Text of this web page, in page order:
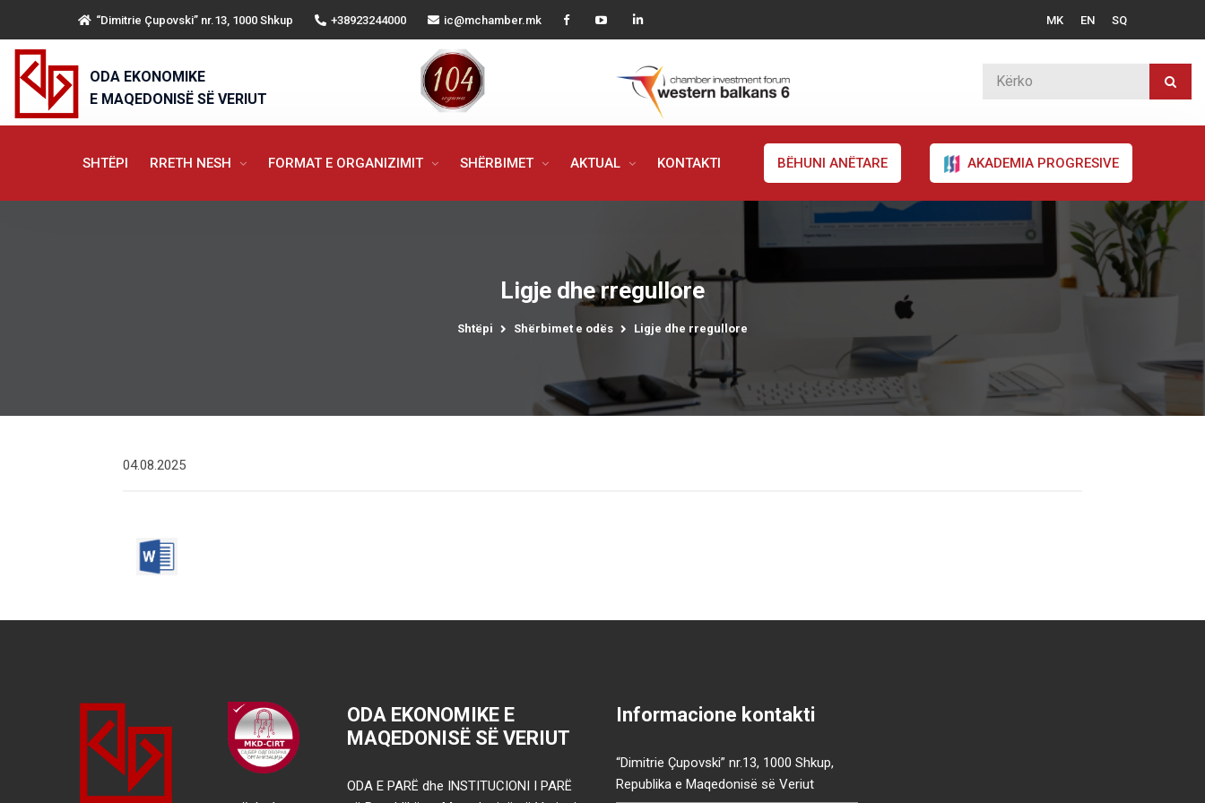
“Dimitrie Çupovski” nr.13, 1000 Shkup +38923244000 ic@mchamber.mk MK EN SQ
ODA EKONOMIKE
E MAQEDONISË SË VERIUT
SHTËPI RRETH NESH FORMAT E ORGANIZIMIT SHËRBIMET AKTUAL KONTAKTI BËHUNI ANËTARE AKADEMIA PROGRESIVE
Ligje dhe rregullore
Shtëpi Shërbimet e odës Ligje dhe rregullore
04.08.2025
ODA EKONOMIKE E
MAQEDONISË SË VERIUT
ODA E PARË dhe INSTITUCIONI I PARË
Informacione kontakti
“Dimitrie Çupovski” nr.13, 1000 Shkup,
Republika e Maqedonisë së Veriut